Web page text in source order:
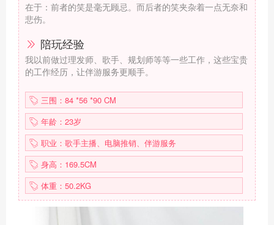
在于：前者的笑是毫无顾忌。而后者的笑夹杂着一点无奈和
悲伤。
陪玩经验
我以前做过理发师、歌手、规划师等等一些工作，这些宝贵
的工作经历，让伴游服务更顺手。
三围：84 *56 *90 CM
年龄：23岁
职业：歌手主播、电脑推销、伴游服务
身高：169.5CM
体重：50.2KG